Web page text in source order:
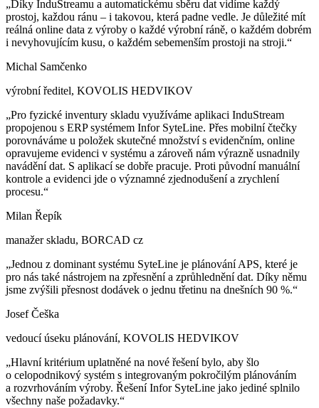
„Díky InduStreamu a automatickému sběru dat vidíme každý
prostoj, každou ránu – i takovou, která padne vedle. Je důležité mít
reálná online data z výroby o každé výrobní ráně, o každém dobrém
i nevyhovujícím kusu, o každém sebemenším prostoji na stroji.“
Michal Samčenko
výrobní ředitel, KOVOLIS HEDVIKOV
„Pro fyzické inventury skladu využíváme aplikaci InduStream
propojenou s ERP systémem Infor SyteLine. Přes mobilní čtečky
porovnáváme u položek skutečné množství s evidenčním, online
opravujeme evidenci v systému a zároveň nám výrazně usnadnily
navádění dat. S aplikací se dobře pracuje. Proti původní manuální
kontrole a evidenci jde o významné zjednodušení a zrychlení
procesu.“
Milan Řepík
manažer skladu, BORCAD cz
„Jednou z dominant systému SyteLine je plánování APS, které je
pro nás také nástrojem na zpřesnění a zprůhlednění dat. Díky němu
jsme zvýšili přesnost dodávek o jednu třetinu na dnešních 90 %.“
Josef Češka
vedoucí úseku plánování, KOVOLIS HEDVIKOV
„Hlavní kritérium uplatněné na nové řešení bylo, aby šlo
o celopodnikový systém s integrovaným pokročilým plánováním
a rozvrhováním výroby. Řešení Infor SyteLine jako jediné splnilo
všechny naše požadavky.“